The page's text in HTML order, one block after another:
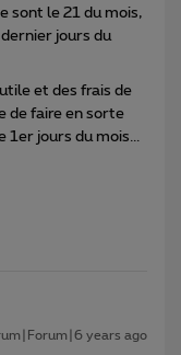
sont le 21 du mois,
jours du
et des frais de
de faire en sorte
1er jours du mois...
years ago